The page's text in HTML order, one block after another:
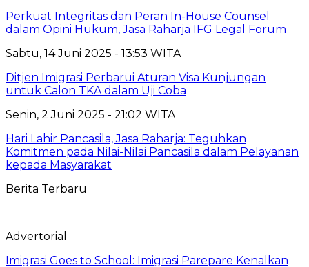
Perkuat Integritas dan Peran In-House Counsel
dalam Opini Hukum, Jasa Raharja IFG Legal Forum
Sabtu, 14 Juni 2025 - 13:53 WITA
Ditjen Imigrasi Perbarui Aturan Visa Kunjungan
untuk Calon TKA dalam Uji Coba
Senin, 2 Juni 2025 - 21:02 WITA
Hari Lahir Pancasila, Jasa Raharja: Teguhkan
Komitmen pada Nilai-Nilai Pancasila dalam Pelayanan
kepada Masyarakat
Berita Terbaru
Advertorial
Imigrasi Goes to School: Imigrasi Parepare Kenalkan